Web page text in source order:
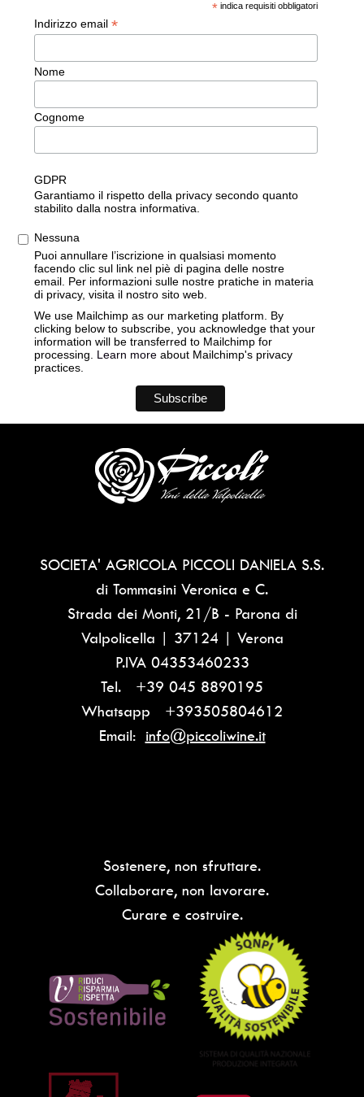
* indica requisiti obbligatori
Indirizzo email*
Nome
Cognome
GDPR
Garantiamo il rispetto della privacy secondo quanto
stabilito dalla nostra informativa.
Nessuna
Puoi annullare l’iscrizione in qualsiasi momento
facendo clic sul link nel piè di pagina delle nostre
email. Per informazioni sulle nostre pratiche in materia
di privacy, visita il nostro sito web.
We use Mailchimp as our marketing platform. By
clicking below to subscribe, you acknowledge that your
information will be transferred to Mailchimp for
processing. Learn more about Mailchimp's privacy
practices.
SOCIETA' AGRICOLA PICCOLI DANIELA S.S.
di Tommasini Veronica e C.
Strada dei Monti, 21/B - Parona di
Valpolicella | 37124 | Verona
P.IVA 04353460233
Tel. +39 045 8890195
Whatsapp +393505804612
Email: info@piccoliwine.it
Sostenere, non sfruttare.
Collaborare, non lavorare.
Curare e costruire.